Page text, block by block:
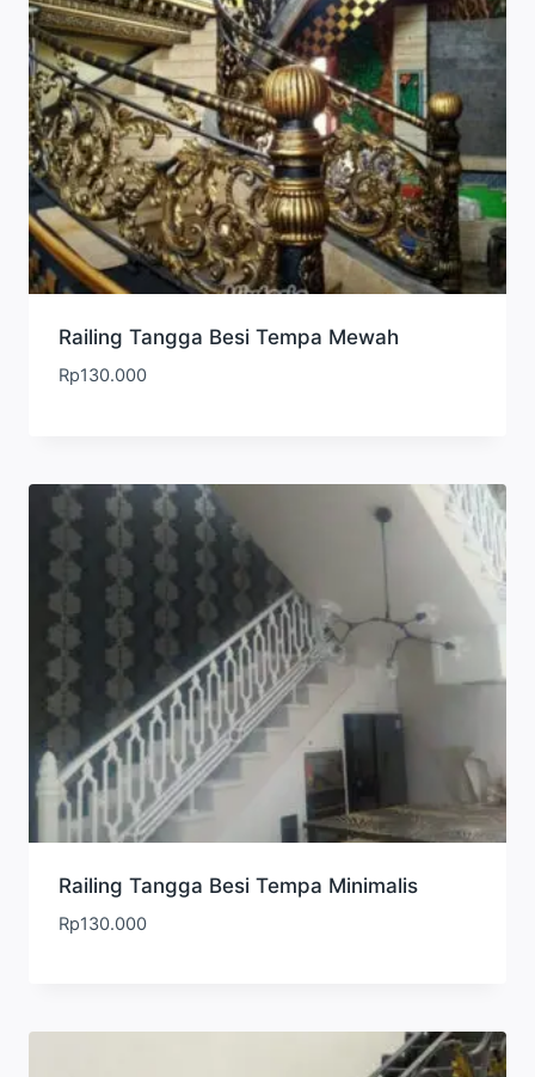
Railing Tangga Besi Tempa Mewah
Rp130.000
Railing Tangga Besi Tempa Minimalis
Rp130.000